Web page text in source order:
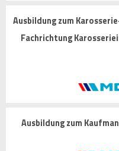
Ausbildung zum
Fachrichtung
Ausbildung zum